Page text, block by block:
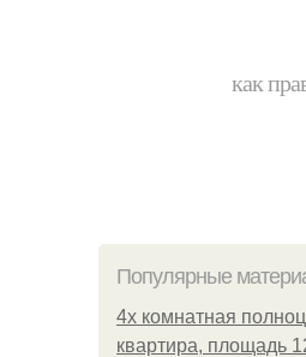
как
Популярные
4x комнатная
квартира, площадь